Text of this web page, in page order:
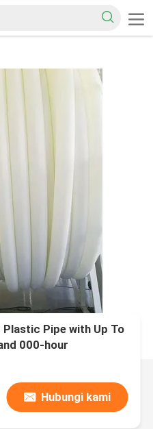
Pipe with Up To
000-hour
Hubungi kami